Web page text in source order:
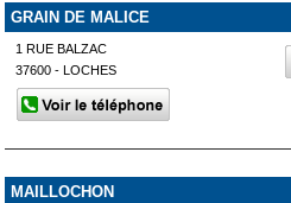
GRAIN DE MALICE
1 RUE BALZAC
37600 - LOCHES
MAILLOCHON